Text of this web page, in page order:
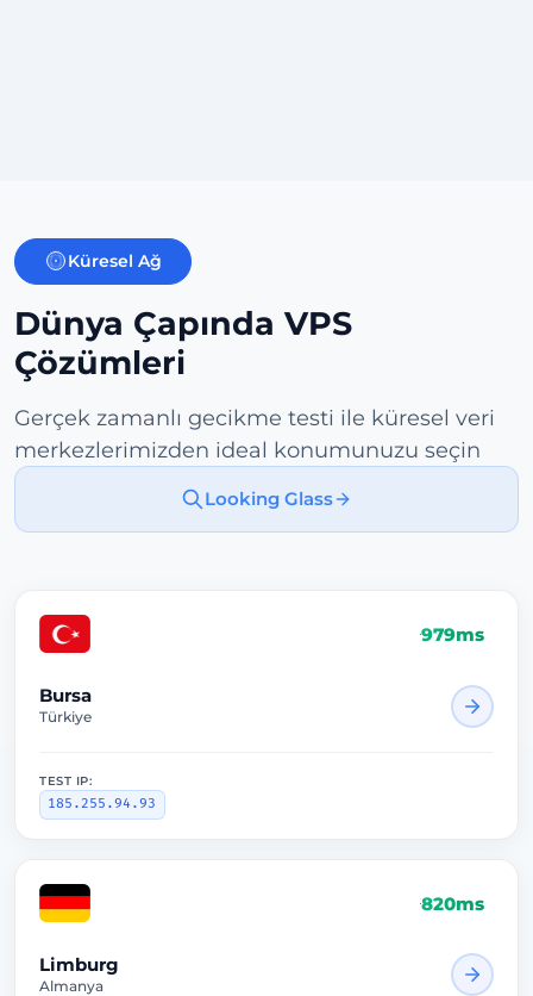
Küresel Ağ
Dünya Çapında VPS
Çözümleri
Gerçek zamanlı gecikme testi ile küresel veri
merkezlerimizden ideal konumunuzu seçin
Looking Glass
979ms
Bursa
Türkiye
TEST IP:
185.255.94.93
820ms
Limburg
Almanya